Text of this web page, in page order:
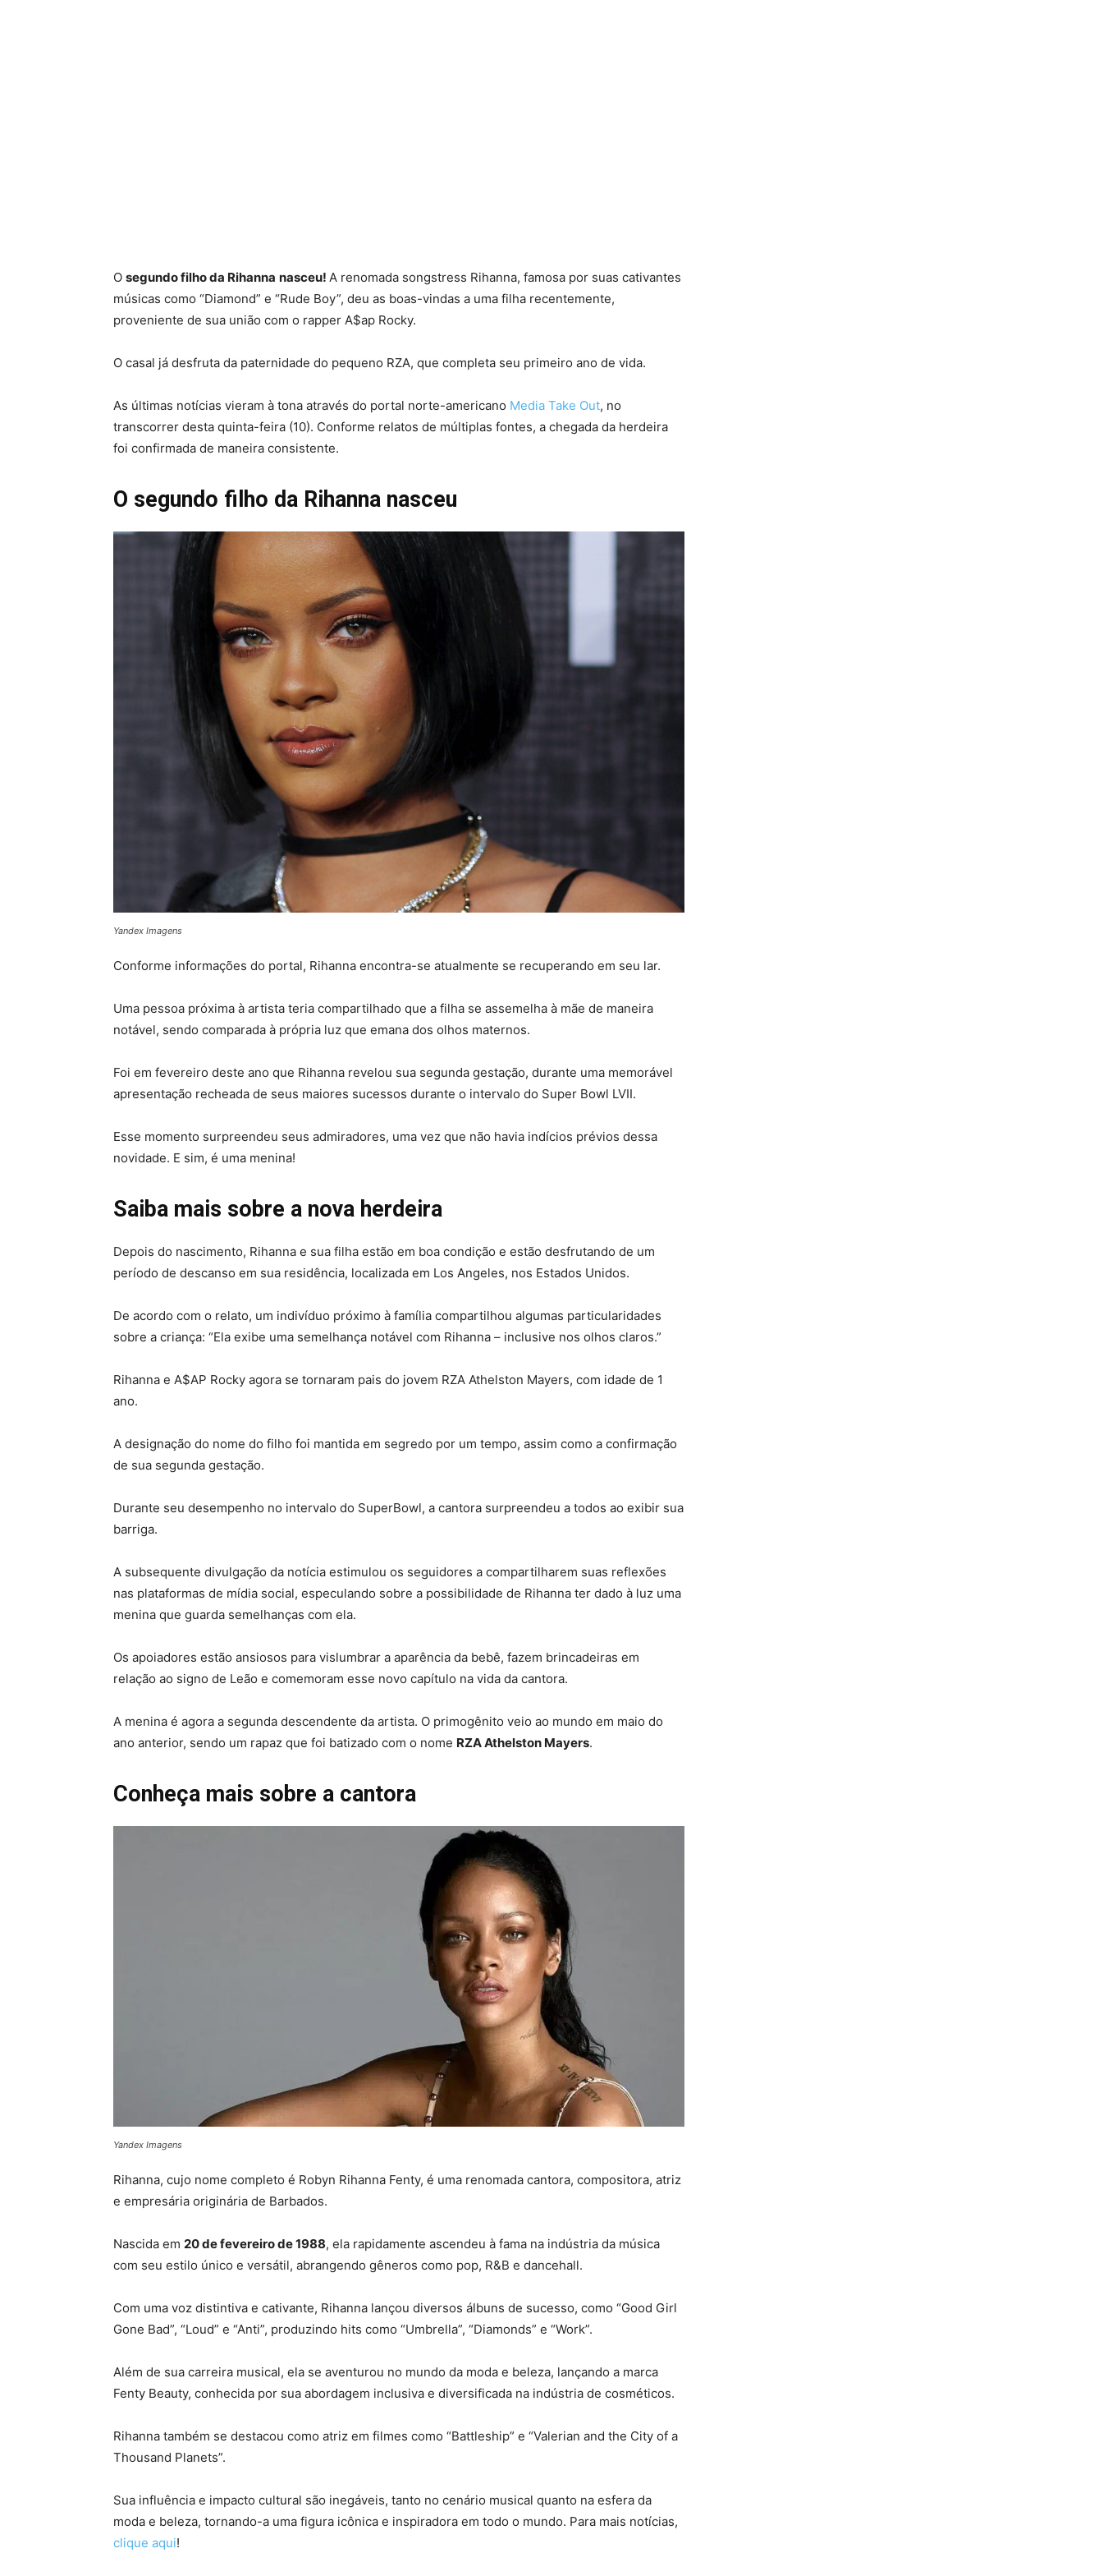
O segundo filho da Rihanna nasceu! A renomada songstress Rihanna, famosa por suas cativantes
músicas como “Diamond” e “Rude Boy”, deu as boas-vindas a uma filha recentemente,
proveniente de sua união com o rapper A$ap Rocky.
O casal já desfruta da paternidade do pequeno RZA, que completa seu primeiro ano de vida.
As últimas notícias vieram à tona através do portal norte-americano Media Take Out, no
transcorrer desta quinta-feira (10). Conforme relatos de múltiplas fontes, a chegada da herdeira
foi confirmada de maneira consistente.
O segundo filho da Rihanna nasceu
Yandex Imagens
Conforme informações do portal, Rihanna encontra-se atualmente se recuperando em seu lar.
Uma pessoa próxima à artista teria compartilhado que a filha se assemelha à mãe de maneira
notável, sendo comparada à própria luz que emana dos olhos maternos.
Foi em fevereiro deste ano que Rihanna revelou sua segunda gestação, durante uma memorável
apresentação recheada de seus maiores sucessos durante o intervalo do Super Bowl LVII.
Esse momento surpreendeu seus admiradores, uma vez que não havia indícios prévios dessa
novidade. E sim, é uma menina!
Saiba mais sobre a nova herdeira
Depois do nascimento, Rihanna e sua filha estão em boa condição e estão desfrutando de um
período de descanso em sua residência, localizada em Los Angeles, nos Estados Unidos.
De acordo com o relato, um indivíduo próximo à família compartilhou algumas particularidades
sobre a criança: “Ela exibe uma semelhança notável com Rihanna – inclusive nos olhos claros.”
Rihanna e A$AP Rocky agora se tornaram pais do jovem RZA Athelston Mayers, com idade de 1
ano.
A designação do nome do filho foi mantida em segredo por um tempo, assim como a confirmação
de sua segunda gestação.
Durante seu desempenho no intervalo do SuperBowl, a cantora surpreendeu a todos ao exibir sua
barriga.
A subsequente divulgação da notícia estimulou os seguidores a compartilharem suas reflexões
nas plataformas de mídia social, especulando sobre a possibilidade de Rihanna ter dado à luz uma
menina que guarda semelhanças com ela.
Os apoiadores estão ansiosos para vislumbrar a aparência da bebê, fazem brincadeiras em
relação ao signo de Leão e comemoram esse novo capítulo na vida da cantora.
A menina é agora a segunda descendente da artista. O primogênito veio ao mundo em maio do
ano anterior, sendo um rapaz que foi batizado com o nome RZA Athelston Mayers.
Conheça mais sobre a cantora
Yandex Imagens
Rihanna, cujo nome completo é Robyn Rihanna Fenty, é uma renomada cantora, compositora, atriz
e empresária originária de Barbados.
Nascida em 20 de fevereiro de 1988, ela rapidamente ascendeu à fama na indústria da música
com seu estilo único e versátil, abrangendo gêneros como pop, R&B e dancehall.
Com uma voz distintiva e cativante, Rihanna lançou diversos álbuns de sucesso, como “Good Girl
Gone Bad”, “Loud” e “Anti”, produzindo hits como “Umbrella”, “Diamonds” e “Work”.
Além de sua carreira musical, ela se aventurou no mundo da moda e beleza, lançando a marca
Fenty Beauty, conhecida por sua abordagem inclusiva e diversificada na indústria de cosméticos.
Rihanna também se destacou como atriz em filmes como “Battleship” e “Valerian and the City of a
Thousand Planets”.
Sua influência e impacto cultural são inegáveis, tanto no cenário musical quanto na esfera da
moda e beleza, tornando-a uma figura icônica e inspiradora em todo o mundo. Para mais notícias,
clique aqui!